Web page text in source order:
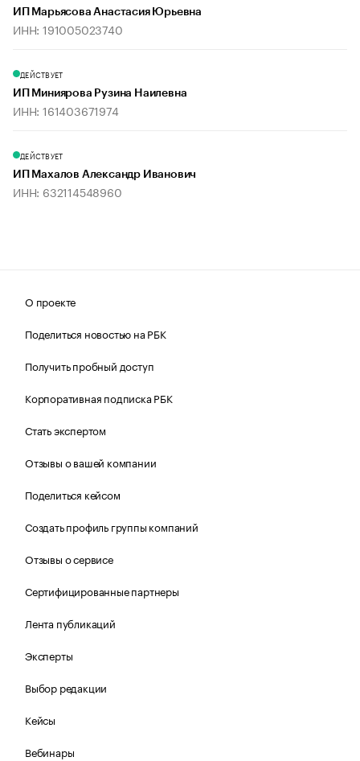
ИП Марьясова Анастасия Юрьевна
ИНН: 191005023740
ДЕЙСТВУЕТ
ИП Миниярова Рузина Наилевна
ИНН: 161403671974
ДЕЙСТВУЕТ
ИП Махалов Александр Иванович
ИНН: 632114548960
О проекте
Поделиться новостью на РБК
Получить пробный доступ
Корпоративная подписка РБК
Стать экспертом
Отзывы о вашей компании
Поделиться кейсом
Создать профиль группы компаний
Отзывы о сервисе
Сертифицированные партнеры
Лента публикаций
Эксперты
Выбор редакции
Кейсы
Вебинары